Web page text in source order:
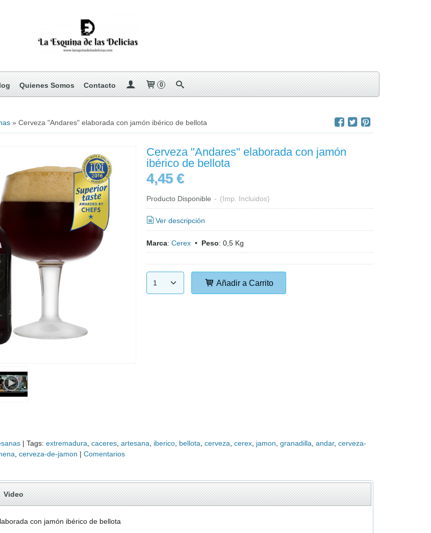
Quienes Somos Contacto 0
» Cerveza "Andares" elaborada con jamón ibérico de bellota
Cerveza "Andares" elaborada con jamón
ibérico de bellota
4,45 €
Producto Disponible - (Imp. Incluidos)
Ver descripción
Marca: Cerex• Peso: 0,5 Kg
Añadir a Carrito
| Tags: extremadura caceres artesana iberico bellota cerveza cerex jamon granadilla andar cerveza-
cerveza-de-jamon | Comentarios
Video
con jamón ibérico de bellota